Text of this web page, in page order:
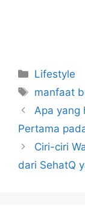
Categories
Lifestyle
Tags
manfaat
Apa yang
Pertama
Ciri-ciri
dari SehatQ